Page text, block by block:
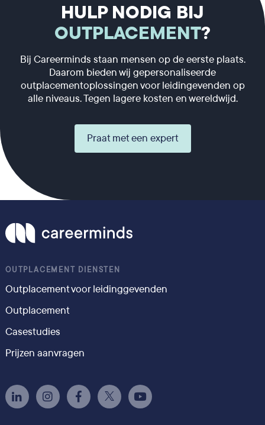
HULP NODIG BIJ
OUTPLACEMENT?
Bij Careerminds staan mensen op de eerste plaats.
Daarom bieden wij gepersonaliseerde
outplacementoplossingen voor leidingevenden op
alle niveaus. Tegen lagere kosten en wereldwijd.
Praat met een expert
OUTPLACEMENT DIENSTEN
Outplacement voor leidinggevenden
Outplacement
Casestudies
Prijzen aanvragen